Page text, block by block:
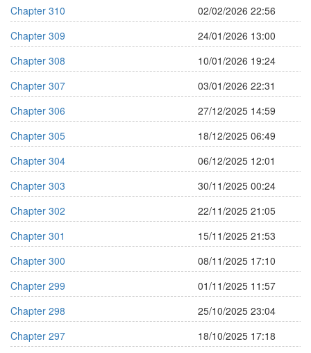
Chapter 310
02/02/2026 22:56
Chapter 309
24/01/2026 13:00
Chapter 308
10/01/2026 19:24
Chapter 307
03/01/2026 22:31
Chapter 306
27/12/2025 14:59
Chapter 305
18/12/2025 06:49
Chapter 304
06/12/2025 12:01
Chapter 303
30/11/2025 00:24
Chapter 302
22/11/2025 21:05
Chapter 301
15/11/2025 21:53
Chapter 300
08/11/2025 17:10
Chapter 299
01/11/2025 11:57
Chapter 298
25/10/2025 23:04
Chapter 297
18/10/2025 17:18